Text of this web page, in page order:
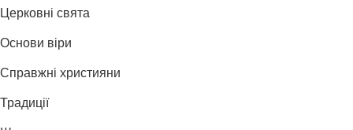
Церковні свята
Основи віри
Справжні християни
Традиції